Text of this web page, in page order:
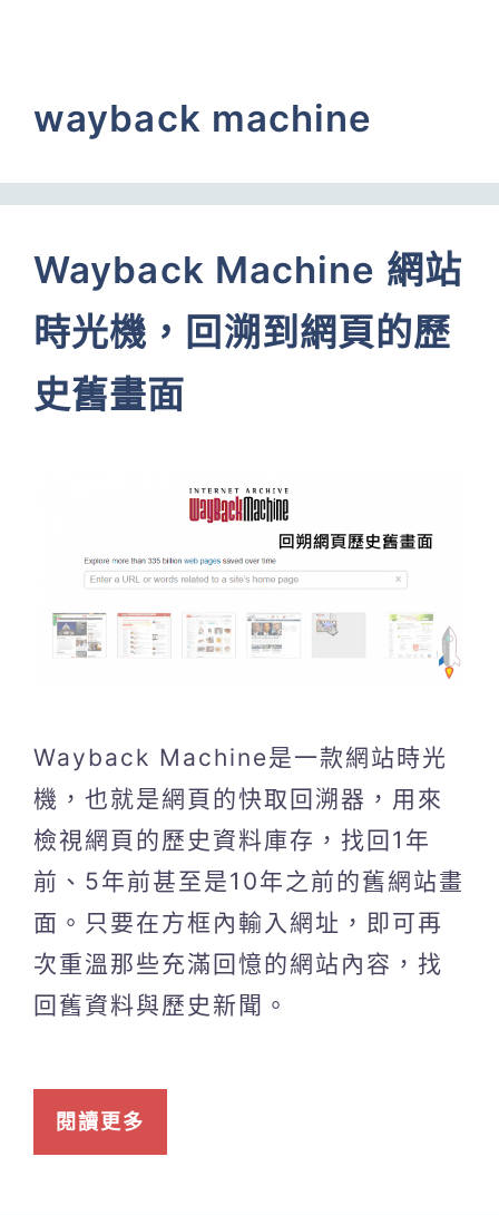
wayback machine
Wayback Machine 網站
時光機，回溯到網頁的歷
史舊畫面
Wayback Machine是一款網站時光
機，也就是網頁的快取回溯器，用來
檢視網頁的歷史資料庫存，找回1年
前、5年前甚至是10年之前的舊網站畫
面。只要在方框內輸入網址，即可再
次重溫那些充滿回憶的網站內容，找
回舊資料與歷史新聞。
閱讀更多